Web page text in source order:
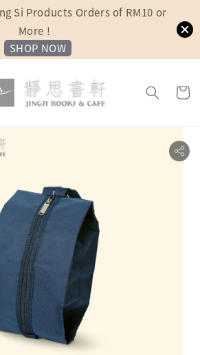
Si Products Orders of RM10 or
More !
SHOP NOW